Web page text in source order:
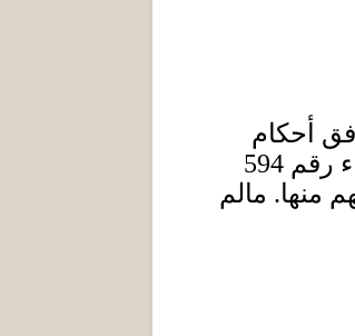
أحكام
رقم 594
منها. مالم